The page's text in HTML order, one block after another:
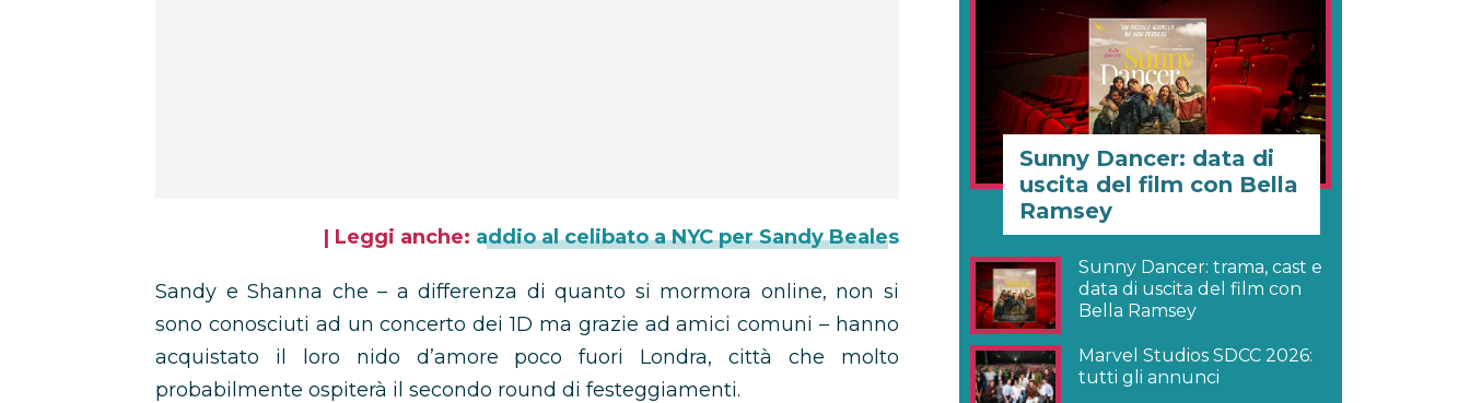
| Leggi anche: addio al celibato a NYC per Sandy Beales
Sandy e Shanna che – a differenza di quanto si mormora online, non si
sono conosciuti ad un concerto dei 1D ma grazie ad amici comuni – hanno
acquistato il loro nido d’amore poco fuori Londra, città che molto
probabilmente ospiterà il secondo round di festeggiamenti.
Sunny Dancer: data di
uscita del film con Bella
Ramsey
Sunny Dancer: trama, cast e
data di uscita del film con
Bella Ramsey
Marvel Studios SDCC 2026:
tutti gli annunci